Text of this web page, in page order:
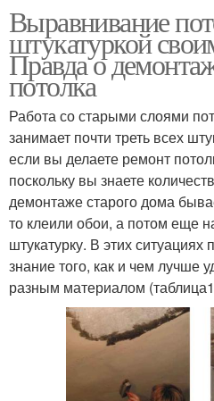
Выравнивание
штукатуркой
Правда о
потолка
Работа со старыми слоями
занимает почти треть всех
если вы делаете ремонт
поскольку вы знаете
демонтаже старого дома
то клеили обои, а потом еще
штукатурку. В этих
знание того, как и чем лучше
разным материалом